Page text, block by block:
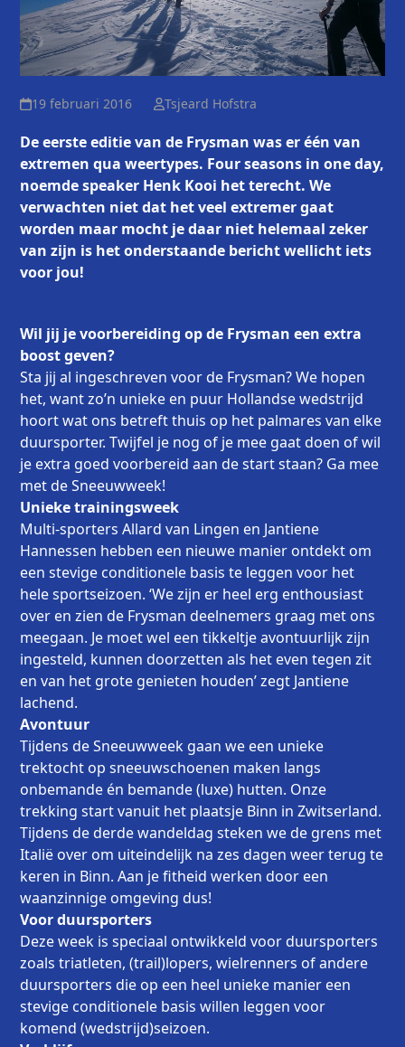
19 februari 2016 Tsjeard Hofstra
De eerste editie van de Frysman was er één van
extremen qua weertypes. Four seasons in one day,
noemde speaker Henk Kooi het terecht. We
verwachten niet dat het veel extremer gaat
worden maar mocht je daar niet helemaal zeker
van zijn is het onderstaande bericht wellicht iets
voor jou!
Wil jij je voorbereiding op de Frysman een extra
boost geven?
Sta jij al ingeschreven voor de Frysman? We hopen
het, want zo’n unieke en puur Hollandse wedstrijd
hoort wat ons betreft thuis op het palmares van elke
duursporter. Twijfel je nog of je mee gaat doen of wil
je extra goed voorbereid aan de start staan? Ga mee
met de Sneeuwweek!
Unieke trainingsweek
Multi-sporters Allard van Lingen en Jantiene
Hannessen hebben een nieuwe manier ontdekt om
een stevige conditionele basis te leggen voor het
hele sportseizoen. ‘We zijn er heel erg enthousiast
over en zien de Frysman deelnemers graag met ons
meegaan. Je moet wel een tikkeltje avontuurlijk zijn
ingesteld, kunnen doorzetten als het even tegen zit
en van het grote genieten houden’ zegt Jantiene
lachend.
Avontuur
Tijdens de Sneeuwweek gaan we een unieke
trektocht op sneeuwschoenen maken langs
onbemande én bemande (luxe) hutten. Onze
trekking start vanuit het plaatsje Binn in Zwitserland.
Tijdens de derde wandeldag steken we de grens met
Italië over om uiteindelijk na zes dagen weer terug te
keren in Binn. Aan je fitheid werken door een
waanzinnige omgeving dus!
Voor duursporters
Deze week is speciaal ontwikkeld voor duursporters
zoals triatleten, (trail)lopers, wielrenners of andere
duursporters die op een heel unieke manier een
stevige conditionele basis willen leggen voor
komend (wedstrijd)seizoen.